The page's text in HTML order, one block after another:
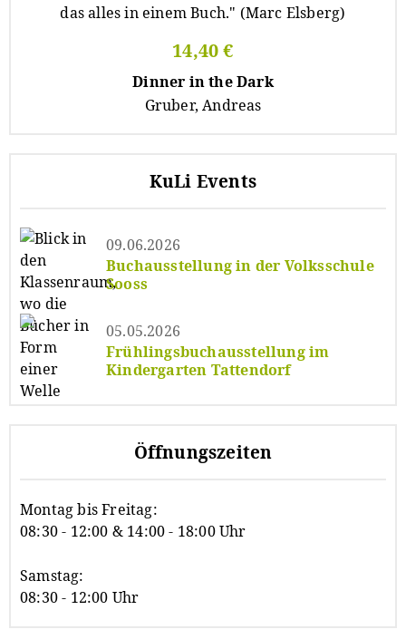
14,40 €
Dinner in the Dark
Gruber, Andreas
KuLi Events
Buchausstellung in der Volksschule
Sooss
09.06.2026
Frühlingsbuchausstellung im
Kindergarten Tattendorf
05.05.2026
Öffnungszeiten
Montag bis Freitag:
08:30 - 12:00 & 14:00 - 18:00 Uhr
Samstag:
08:30 - 12:00 Uhr